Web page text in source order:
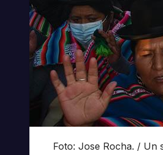
Foto: Jose Rocha. / Un